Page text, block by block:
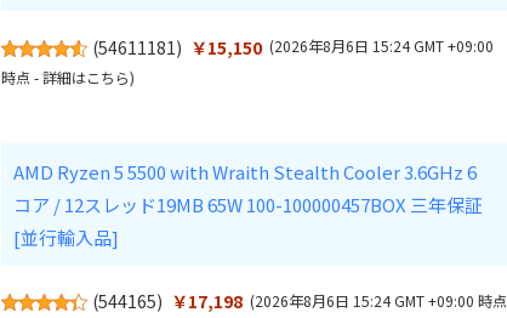
(54611181) ￥15,150 (2026年8月6日 15:24 GMT +09:00
時点 -詳細はこちら)
AMD Ryzen 5 5500 with Wraith Stealth Cooler 3.6GHz 6
コア / 12スレッド19MB 65W 100-100000457BOX 三年保証
[並行輸入品]
(544165) ￥17,198 (2026年8月6日 15:24 GMT +09:00 時点